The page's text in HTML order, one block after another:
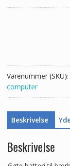
antal
Varenummer (SKU):
computer
Beskrivelse
Beskrivelse